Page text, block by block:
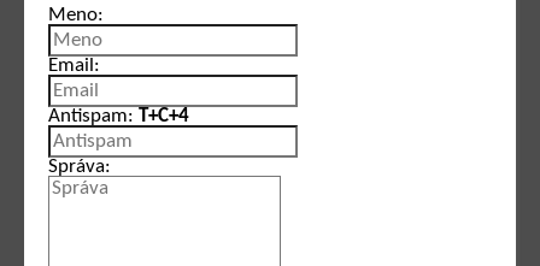
Meno:
Email:
Antispam: T+C+4
Správa: